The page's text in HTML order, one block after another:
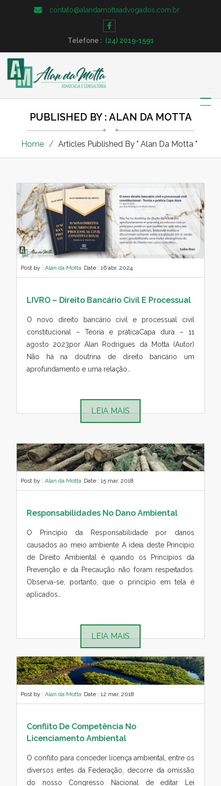
contato@alandamottaadvogados.com.br
Telefone : (24) 2019-1591
PUBLISHED BY : ALAN DA MOTTA
Home Articles Published By " Alan Da Motta "
Post by : Alan da Motta Date : 16 abr, 2024
LIVRO – Direito Bancário Civil E Processual
O novo direito bancário civil e processual civil
constitucional – Teoria e práticaCapa dura – 11
agosto 2023por Alan Rodrigues da Motta (Autor)
Não há na doutrina de direito bancário um
aprofundamento e uma relação…
LEIA MAIS
Post by : Alan da Motta Date : 15 mar, 2018
Responsabilidades No Dano Ambiental
O Princípio da Responsabilidade por danos
causados ao meio ambiente A ideia deste Princípio
de Direito Ambiental é quando os Princípios da
Prevenção e da Precaução não foram respeitados.
Observa-se, portanto, que o princípio em tela é
aplicados…
LEIA MAIS
Post by : Alan da Motta Date : 12 mar, 2018
Conflito De Competência No
Licenciamento Ambiental
O conflito para conceder licença ambiental, entre os
diversos entes da Federação, decorre da omissão
do nosso Congresso Nacional de editar Lei